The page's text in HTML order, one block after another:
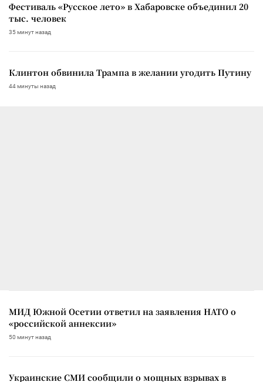
Фестиваль «Русское лето» в Хабаровске объединил 20
тыс. человек
35 минут назад
Клинтон обвинила Трампа в желании угодить Путину
44 минуты назад
МИД Южной Осетии ответил на заявления НАТО о
«российской аннексии»
50 минут назад
Украинские СМИ сообщили о мощных взрывах в